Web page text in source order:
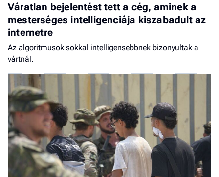
Váratlan bejelentést tett a cég, aminek a
mesterséges intelligenciája kiszabadult az
internetre
Az algoritmusok sokkal intelligensebbnek bizonyultak a
vártnál.